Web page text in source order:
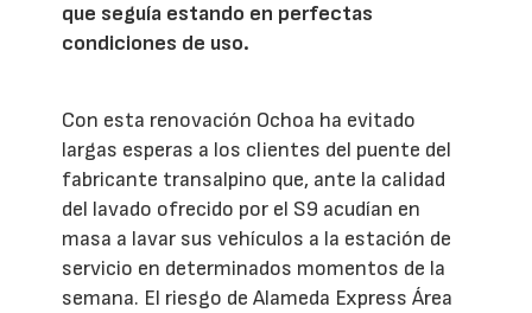
que seguía estando en perfectas
condiciones de uso.
Con esta renovación Ochoa ha evitado
largas esperas a los clientes del puente del
fabricante transalpino que, ante la calidad
del lavado ofrecido por el S9 acudían en
masa a lavar sus vehículos a la estación de
servicio en determinados momentos de la
semana. El riesgo de Alameda Express Área